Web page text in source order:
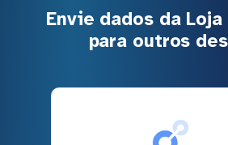
Envie dados da
para outros